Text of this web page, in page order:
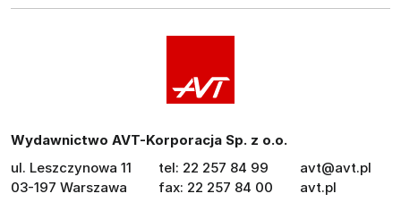
Wydawnictwo AVT-Korporacja Sp. z o.o.
ul. Leszczynowa 11
03-197 Warszawa
tel: 22 257 84 99
fax: 22 257 84 00
avt@avt.pl
avt.pl